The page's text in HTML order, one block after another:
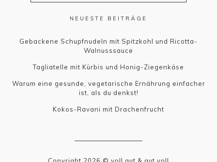
NEUESTE BEITRÄGE
Gebackene Schupfnudeln mit Spitzkohl und Ricotta-
Walnusssauce
Tagliatelle mit Kürbis und Honig-Ziegenkäse
Warum eine gesunde, vegetarische Ernährung einfacher
ist, als du denkst!
Kokos-Ravani mit Drachenfrucht